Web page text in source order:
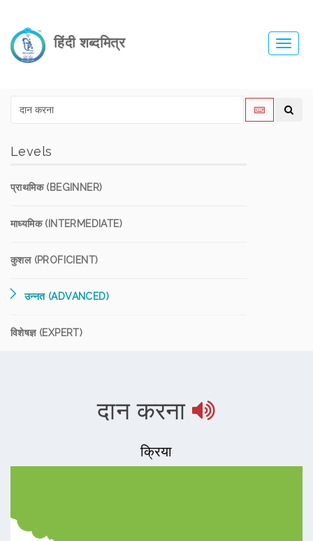
हिंदी शब्दमित्र
Levels
प्राथमिक (BEGINNER)
माध्यमिक (INTERMEDIATE)
कुशल (PROFICIENT)
उन्नत (ADVANCED)
विशेषज्ञ (EXPERT)
दान करना
क्रिया